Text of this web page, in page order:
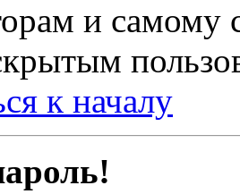
и самому
к началу